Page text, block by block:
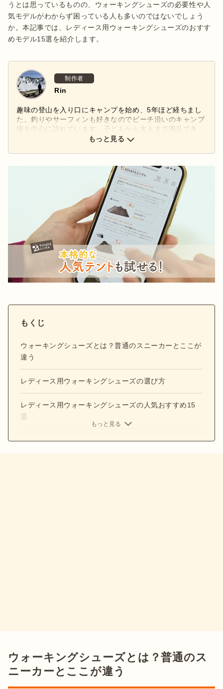
うとは思っているものの、ウォーキングシューズの必要性や人
気モデルがわからず困っている人も多いのではないでしょう
か。本記事では、レディース用ウォーキングシューズのおすす
めモデル15選を紹介します。
制作者
Rin
趣味の登山を入り口にキャンプを始め、5年ほど経ちまし
た。釣りやサーフィンも好きなのでビーチ沿いのキャンプ
場を中心に訪れています。子どもから大人まで満足でき
る、おいしいキャンプ飯を作るべく日々奮闘中！「Snow
もっと見る
もくじ
ウォーキングシューズとは？普通のスニーカーとここが
違う
レディース用ウォーキングシューズの選び方
レディース用ウォーキングシューズの人気おすすめ15
選
もっと見る
ウォーキングシューズとは？普通のス
ニーカーとここが違う